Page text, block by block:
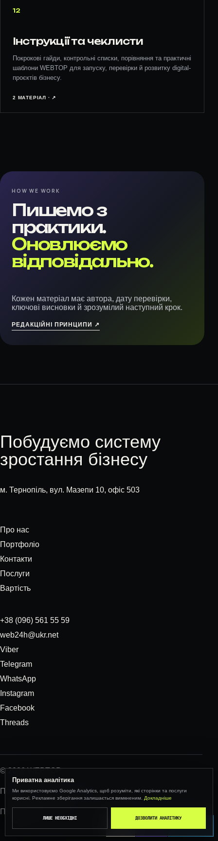
12
Інструкції та чеклисти
Покрокові гайди, контрольні списки, порівняння та практичні
шаблони WEBTOP для запуску, перевірки й розвитку digital-
проєктів бізнесу.
2 МАТЕРІАЛ · ↗︎
HOW WE WORK
Пишемо з
практики.
Оновлюємо
відповідально.
Кожен матеріал має автора, дату перевірки,
ключові висновки й зрозумілий наступний крок.
РЕДАКЦІЙНІ ПРИНЦИПИ ↗︎
Побудуємо систему
зростання бізнесу
м. Тернопіль, вул. Мазепи 10, офіс 503
Про нас
Портфоліо
Контакти
Послуги
Вартість
+38 (096) 561 55 59
web24h@ukr.net
Viber
Telegram
WhatsApp
Instagram
Facebook
Threads
© 2026 WEBTOP
Політика конфіденційності
ПН–ПТ · 09:00–18:00
Приватна аналітика
Ми використовуємо Google Analytics, щоб розуміти, які сторінки та послуги
корисні. Рекламне зберігання залишається вимкненим. Докладніше
ЛИШЕ НЕОБХІДНІ ДОЗВОЛИТИ АНАЛІТИКУ
×